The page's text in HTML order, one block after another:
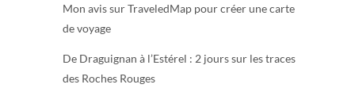
Mon avis sur TraveledMap pour créer une carte
de voyage
De Draguignan à l’Estérel : 2 jours sur les traces
des Roches Rouges